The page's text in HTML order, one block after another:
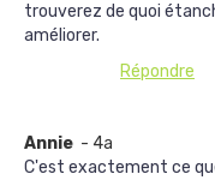
trouverez de quoi
améliorer.
Répondre
Annie - 4a
C'est exactement ce